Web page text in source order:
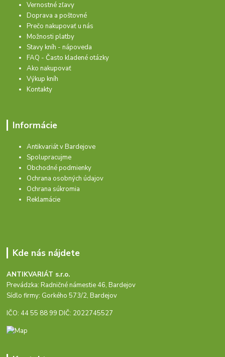
Vernostné zľavy
Doprava a poštovné
Prečo nakupovať u nás
Možnosti platby
Stavy kníh - nápoveda
FAQ - Často kladené otázky
Ako nakupovať
Výkup kníh
Kontakty
Informácie
Antikvariát v Bardejove
Spolupracujme
Obchodné podmienky
Ochrana osobných údajov
Ochrana súkromia
Reklamácie
Kde nás nájdete
ANTIKVARIÁT s.r.o.
Prevádzka: Radničné námestie 46, Bardejov
Sídlo firmy: Gorkého 573/2, Bardejov
IČO: 44 55 88 99 DIČ: 2022745527